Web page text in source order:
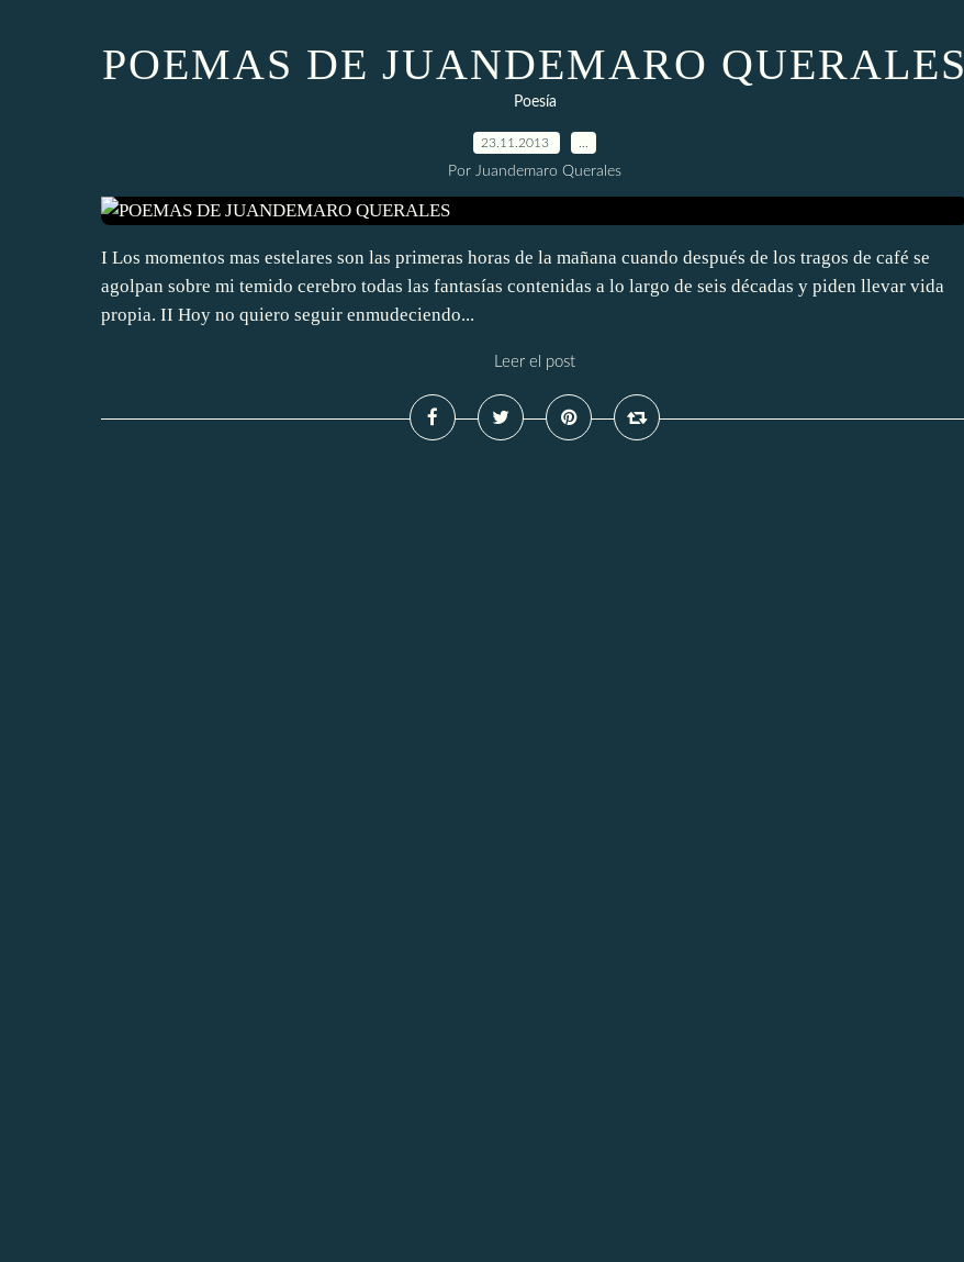
POEMAS DE JUANDEMARO QUERALES
Poesía
23.11.2013
Por Juandemaro Querales
I Los momentos mas estelares son las primeras horas de la mañana cuando después de los tragos de café se
agolpan sobre mi temido cerebro todas las fantasías contenidas a lo largo de seis décadas y piden llevar vida
propia. II Hoy no quiero seguir enmudeciendo...
Leer el post